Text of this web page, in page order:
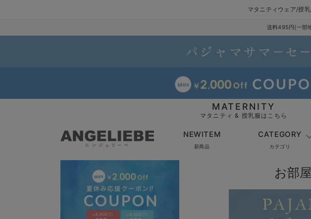
マタニティウェア/授
送料495円(一部
MATERNITY
マタニティ & 授乳服はこちら
NEWITEM
新商品
CATEGORY
カテゴリ
お部